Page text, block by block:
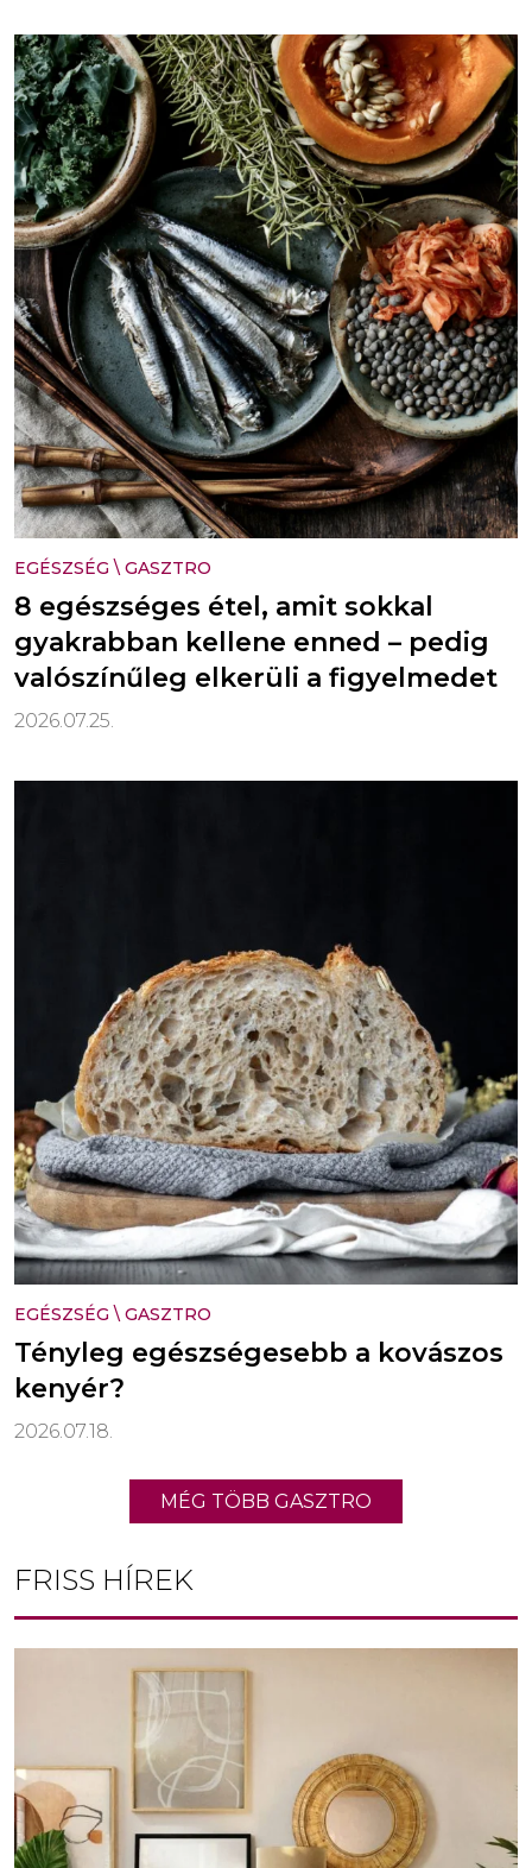
EGÉSZSÉG \ GASZTRO
8 egészséges étel, amit sokkal
gyakrabban kellene enned – pedig
valószínűleg elkerüli a figyelmedet
2026.07.25.
EGÉSZSÉG \ GASZTRO
Tényleg egészségesebb a kovászos
kenyér?
2026.07.18.
MÉG TÖBB GASZTRO
FRISS HÍREK